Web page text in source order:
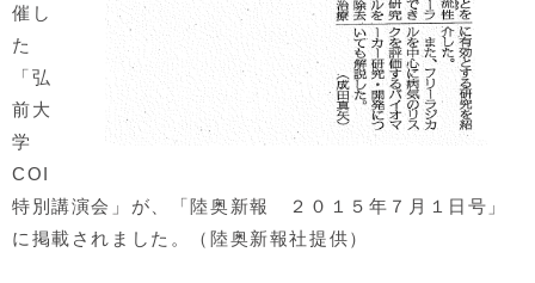
催し
た
「弘
前大
学
COI
特別講演会」が、「陸奥新報 ２０１５年７月１日号」
に掲載されました。（陸奥新報社提供）